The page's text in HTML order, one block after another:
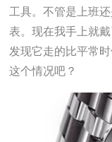
工具。不管是上班
表。现在我手上就
发现它走的比平常
这个情况吧？